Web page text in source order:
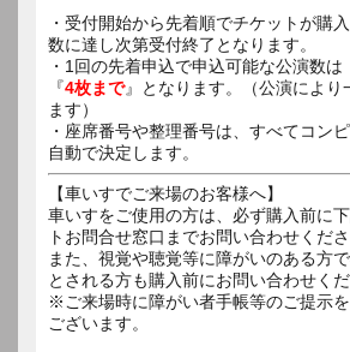
・受付開始から先着順でチケットが購
数に達し次第受付終了となります。
・1回の先着申込で申込可能な公演数は
『4枚まで』となります。（公演により
ます）
・座席番号や整理番号は、すべてコン
自動で決定します。
【車いすでご来場のお客様へ】
車いすをご使用の方は、必ず購入前に
トお問合せ窓口までお問い合わせくださ
また、視覚や聴覚等に障がいのある方
とされる方も購入前にお問い合わせくだ
※ご来場時に障がい者手帳等のご提示
ございます。